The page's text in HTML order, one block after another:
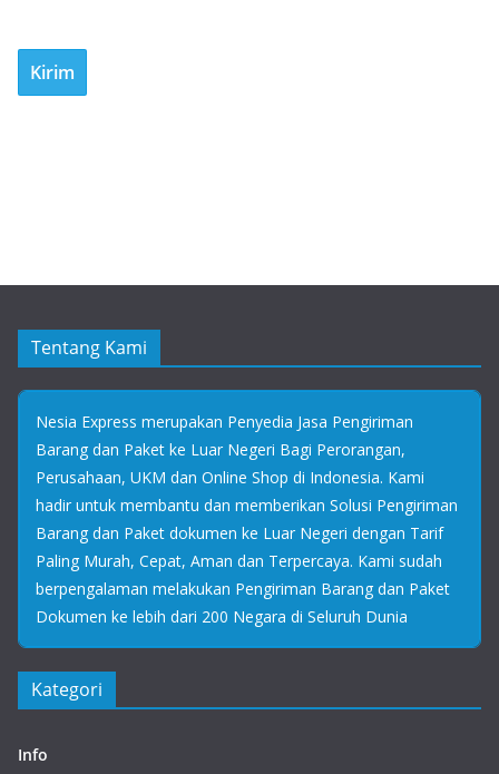
Tentang Kami
Nesia Express merupakan Penyedia Jasa Pengiriman
Barang dan Paket ke Luar Negeri Bagi Perorangan,
Perusahaan, UKM dan Online Shop di Indonesia. Kami
hadir untuk membantu dan memberikan Solusi Pengiriman
Barang dan Paket dokumen ke Luar Negeri dengan Tarif
Paling Murah, Cepat, Aman dan Terpercaya. Kami sudah
berpengalaman melakukan Pengiriman Barang dan Paket
Dokumen ke lebih dari 200 Negara di Seluruh Dunia
Kategori
Info